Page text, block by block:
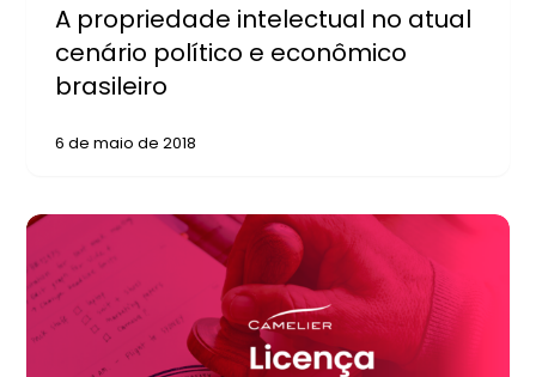
A propriedade intelectual no atual
cenário político e econômico
brasileiro
6 de maio de 2018